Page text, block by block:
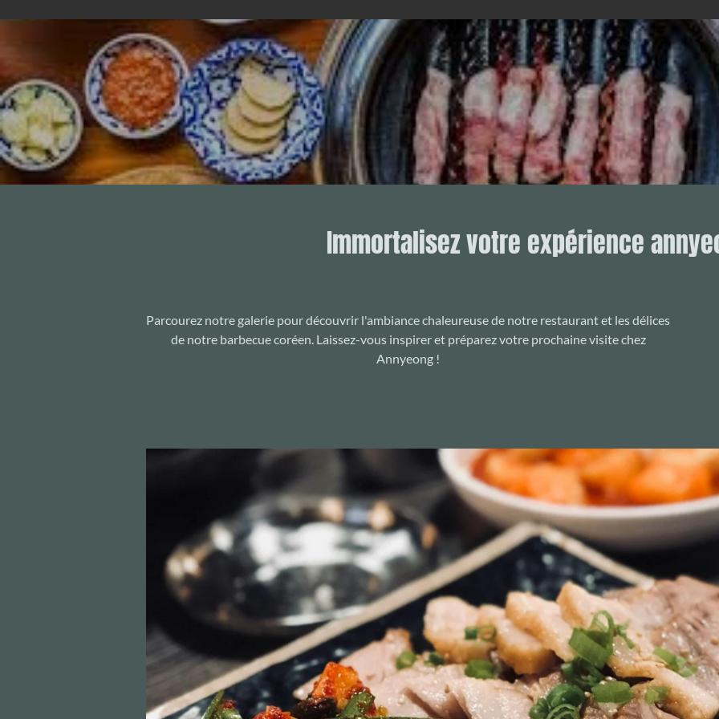
Immortalisez votre expérience
Parcourez notre galerie pour découvrir l'ambiance chaleureuse de notre restaurant et les délices
de notre barbecue coréen. Laissez-vous inspirer et préparez votre prochaine visite chez
Annyeong !